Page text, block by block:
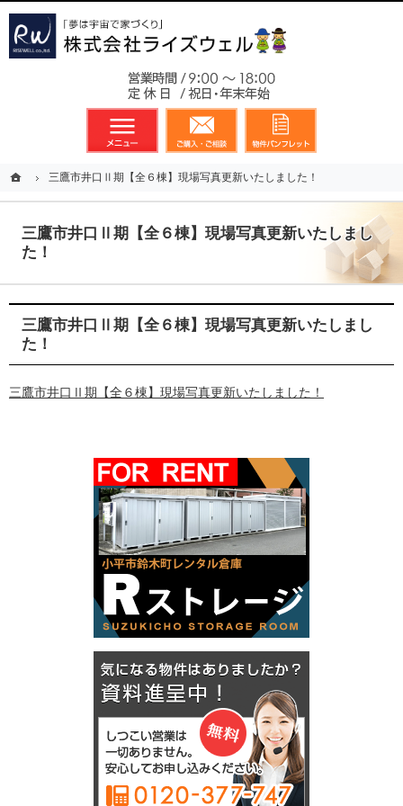
ホーム三鷹市井口Ⅱ期【全６棟】現場写真更新いたしました！
三鷹市井口Ⅱ期【全６棟】現場写真更新いたしまし
た！
三鷹市井口Ⅱ期【全６棟】現場写真更新いたしまし
た！
三鷹市井口Ⅱ期【全６棟】現場写真更新いたしました！
メニュー 資料請求・お問合せ
ホーム三鷹市井口Ⅱ期【全６棟】現場写真更新いたしました！